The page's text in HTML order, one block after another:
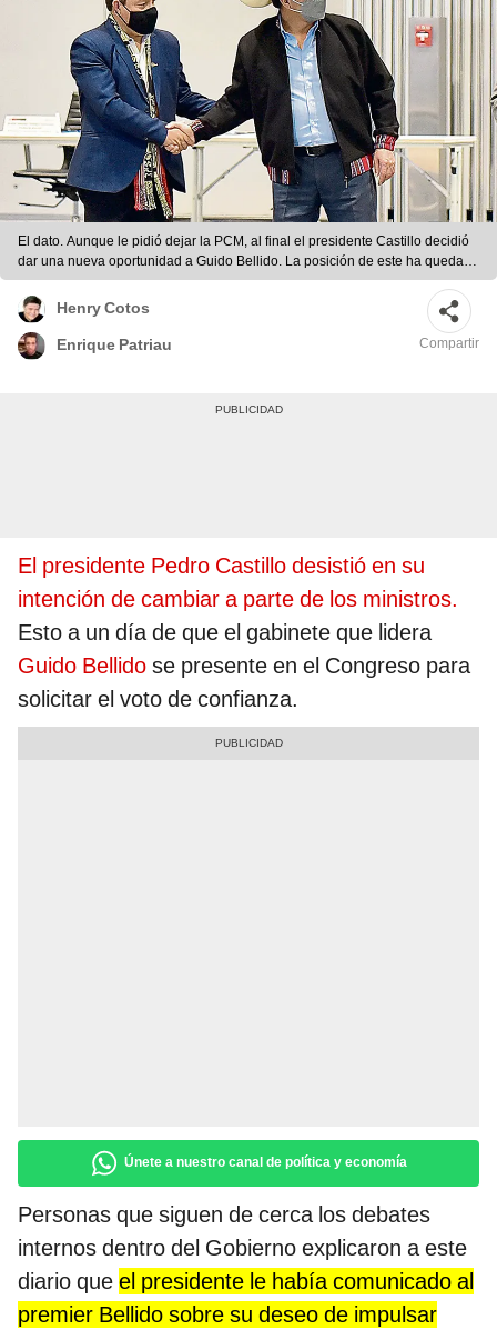
El dato. Aunque le pidió dejar la PCM, al final el presidente Castillo decidió
dar una nueva oportunidad a Guido Bellido. La posición de este ha quedado
debilitada. Foto: La República
Henry Cotos
Enrique Patriau Compartir
El presidente Pedro Castillo desistió en su
intención de cambiar a parte de los ministros.
Esto a un día de que el gabinete que lidera
Guido Bellido se presente en el Congreso para
solicitar el voto de confianza.
Únete a nuestro canal de política y economía
Personas que siguen de cerca los debates
internos dentro del Gobierno explicaron a este
diario que el presidente le había comunicado al
premier Bellido sobre su deseo de impulsar